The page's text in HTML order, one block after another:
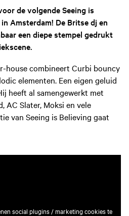
de volgende Seeing is
Amsterdam! De Britse dj en
een diepe stempel gedrukt
house combineert Curbi bouncy
elementen. Een eigen geluid
heeft al samengewerkt met
AC Slater, Moksi en vele
van Seeing is Believing gaat
social plugins / marketing cookies te